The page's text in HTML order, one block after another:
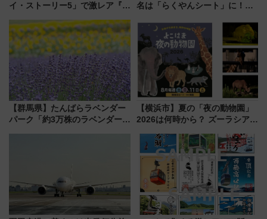
イ・ストーリー5」で激レア『ロ
デコレーションも徹底解説
名は「らくやんシート」に！新
を快適移動
【群馬県】たんばらラベンダー
パーク「約3万株のラベンダー」
【横浜市】夏の「夜の動物園」
2026は何時から？ ズーラシア・
見どころ、限定イベントを徹底
解説！